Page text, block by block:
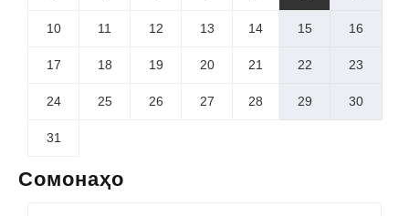
10 11 12 13 14 15 16
17 18 19 20 21 22 23
24 25 26 27 28 29 30
31
Сомонаҳо